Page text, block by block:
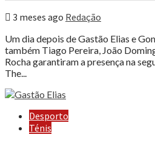
3 meses ago Redação
Um dia depois de Gastão Elias e
também Tiago Pereira, João
Rocha garantiram a presença na
The...
Desporto
Ténis